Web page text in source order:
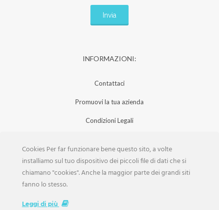
INFORMAZIONI:
Contattaci
Promuovi la tua azienda
Condizioni Legali
Iscrizione Aziende
Scarica la Rivista
Cookies Per far funzionare bene questo sito, a volte
installiamo sul tuo dispositivo dei piccoli file di dati che si
chiamano "cookies". Anche la maggior parte dei grandi siti
fanno lo stesso.
Leggi di più